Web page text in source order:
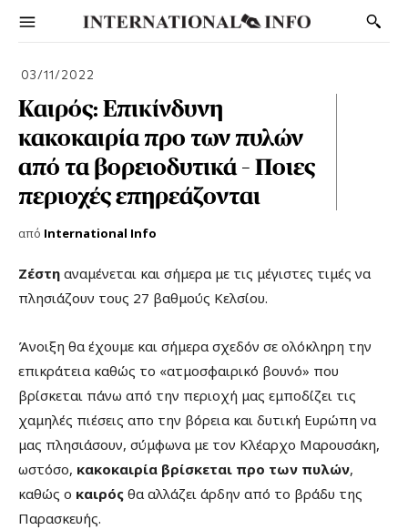
03/11/2022
Καιρός: Επικίνδυνη
κακοκαιρία προ των πυλών
από τα βορειοδυτικά – Ποιες
περιοχές επηρεάζονται
από International Info
Ζέστη αναμένεται και σήμερα με τις μέγιστες τιμές να
πλησιάζουν τους 27 βαθμούς Κελσίου.
Άνοιξη θα έχουμε και σήμερα σχεδόν σε ολόκληρη την
επικράτεια καθώς το «ατμοσφαιρικό βουνό» που
βρίσκεται πάνω από την περιοχή μας εμποδίζει τις
χαμηλές πιέσεις απο την βόρεια και δυτική Ευρώπη να
μας πλησιάσουν, σύμφωνα με τον Κλέαρχο Μαρουσάκη,
ωστόσο, κακοκαιρία βρίσκεται προ των πυλών,
καθώς ο καιρός θα αλλάζει άρδην από το βράδυ της
Παρασκευής.